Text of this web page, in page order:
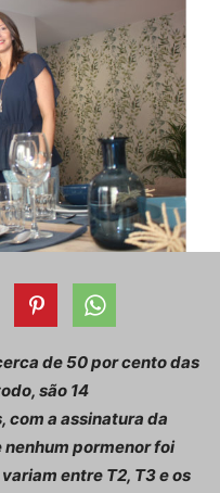
de 50 por cento das
são 14
a assinatura da
pormenor foi
entre T2, T3 e os